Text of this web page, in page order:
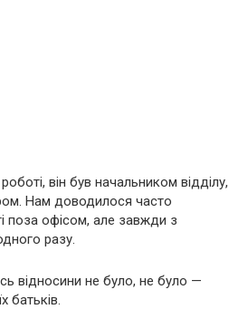
він був начальником відділу,
Нам доводилося часто
поза офісом, але завжди з
разу.
відносини не було, не було —
батьків.